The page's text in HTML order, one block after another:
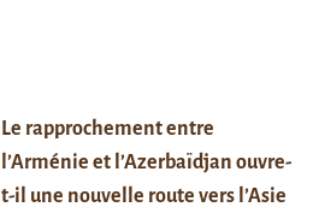
Le rapprochement entre
l’Arménie et l’Azerbaïdjan ouvre-
t-il une nouvelle route vers l’Asie